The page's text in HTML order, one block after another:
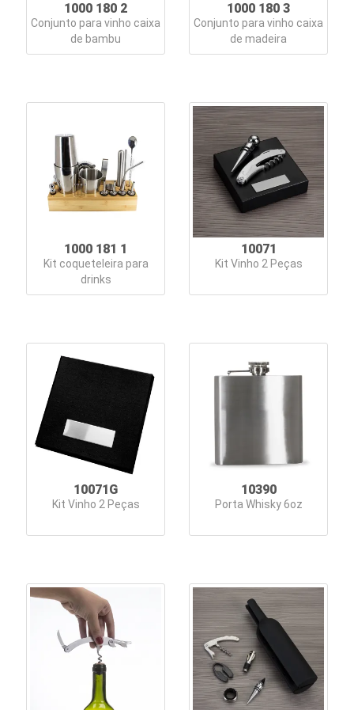
1000 180 2
Conjunto para vinho caixa
de bambu
1000 180 3
Conjunto para vinho caixa
de madeira
1000 181 1
Kit coqueteleira para
drinks
10071
Kit Vinho 2 Peças
10071G
Kit Vinho 2 Peças
10390
Porta Whisky 6oz